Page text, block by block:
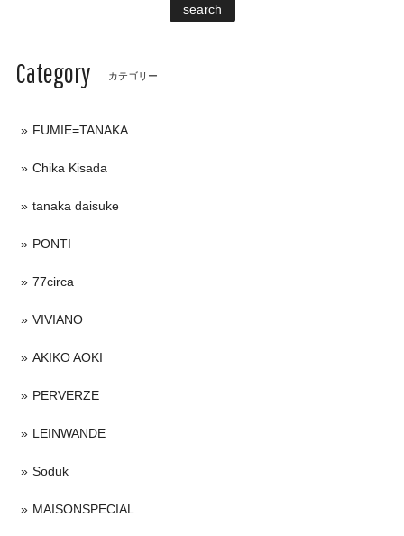
search
Category カテゴリー
FUMIE=TANAKA
Chika Kisada
tanaka daisuke
PONTI
77circa
VIVIANO
AKIKO AOKI
PERVERZE
LEINWANDE
Soduk
MAISONSPECIAL